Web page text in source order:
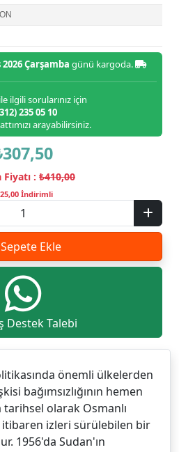
Çarşamba günü kargoda.
ilgili sorularınız için
235 05 10
arayabilirsiniz.
Fiyatı : ₺410,00
İndirimli
Sepete Ekle
Destek Talebi
önemli ülkelerden
bağımsızlığının hemen
tarihsel olarak Osmanlı
izleri sürülebilen bir
1956'da Sudan'ın